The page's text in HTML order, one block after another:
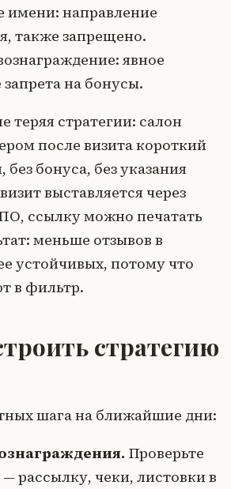
имени: направление
также запрещено.
явное
на бонусы.
теряя стратегии: салон
после визита короткий
без бонуса, без указания
выставляется через
ссылку можно печатать
меньше отзывов в
устойчивых, потому что
в фильтр.
стратегию
шага на ближайшие дни:
Проверьте
рассылку, чеки, листовки в